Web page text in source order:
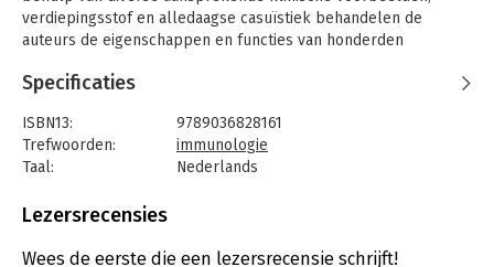
verdiepingsstof en alledaagse casuïstiek behandelen de
auteurs de eigenschappen en functies van honderden
figuranten).
In Leerboek immunologie wordt het complexe immuunsysteem
van de mens helder en overzichtelijk uiteengezet. In de eerste
helft van het boek ligt de nadruk op de bouw en werking van
meer klinische aspecten van het immuunsysteem die in de
onder meer onderwerpen als immuundeficiëntie,
Specificaties
ISBN13:
9789036828161
Trefwoorden:
immunologie
Taal:
Nederlands
Aantal pagina's:
Druk:
3
Lezersrecensies
Wees de eerste die een lezersrecensie schrijft!